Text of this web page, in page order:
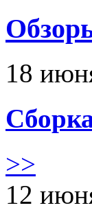
18
>>
12